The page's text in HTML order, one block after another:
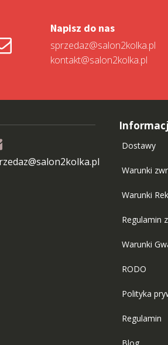
Napisz do nas
sprzedaz@salon2kolka.pl
kontakt@salon2kolka.pl
Dostawy
Warunki
Warunki
Regulamin
Warunki
RODO
Polityka
Regulamin